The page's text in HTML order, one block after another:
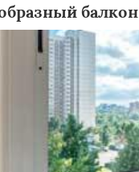
балкон